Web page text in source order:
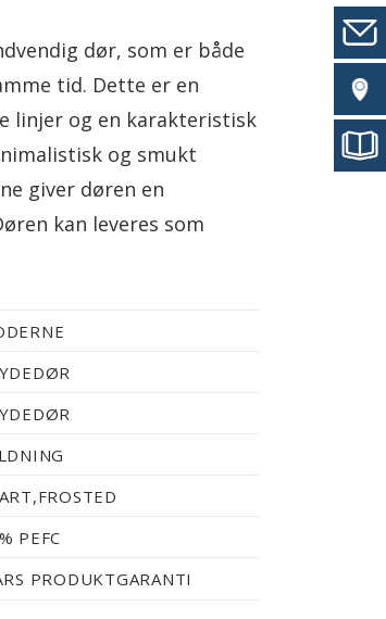
dør, som er både
tid. Dette er en
linjer og en karakteristisk
og smukt
giver døren en
kan leveres som
PEFC
PRODUKTGARANTI